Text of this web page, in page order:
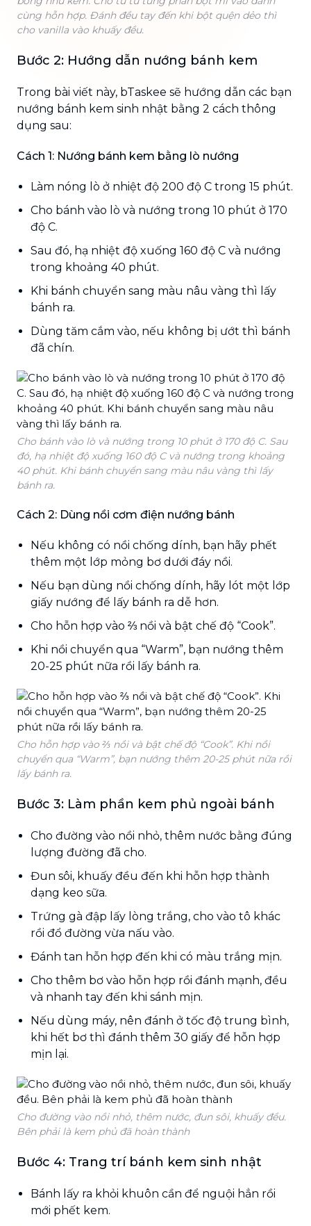
cùng hỗn hợp. Đánh đều tay đến khi bột quện dẻo thì
cho vanilla vào khuấy đều.
Bước 2: Hướng dẫn nướng bánh kem
Trong bài viết này, bTaskee sẽ hướng dẫn các bạn
nướng bánh kem sinh nhật bằng 2 cách thông
dụng sau:
Cách 1: Nướng bánh kem bằng lò nướng
Làm nóng lò ở nhiệt độ 200 độ C trong 15 phút.
Cho bánh vào lò và nướng trong 10 phút ở 170
độ C.
Sau đó, hạ nhiệt độ xuống 160 độ C và nướng
trong khoảng 40 phút.
Khi bánh chuyển sang màu nâu vàng thì lấy
bánh ra.
Dùng tăm cắm vào, nếu không bị ướt thì bánh
đã chín.
Cho bánh vào lò và nướng trong 10 phút ở 170 độ C. Sau
đó, hạ nhiệt độ xuống 160 độ C và nướng trong khoảng
40 phút. Khi bánh chuyển sang màu nâu vàng thì lấy
bánh ra.
Cách 2: Dùng nồi cơm điện nướng bánh
Nếu không có nồi chống dính, bạn hãy phết
thêm một lớp mỏng bơ dưới đáy nồi.
Nếu bạn dùng nồi chống dính, hãy lót một lớp
giấy nướng để lấy bánh ra dễ hơn.
Cho hỗn hợp vào ⅔ nồi và bật chế độ “Cook”.
Khi nồi chuyển qua “Warm”, bạn nướng thêm
20-25 phút nữa rồi lấy bánh ra.
Cho hỗn hợp vào ⅔ nồi và bật chế độ “Cook”. Khi nồi
chuyển qua “Warm”, bạn nướng thêm 20-25 phút nữa rồi
lấy bánh ra.
Bước 3: Làm phần kem phủ ngoài bánh
Cho đường vào nồi nhỏ, thêm nước bằng đúng
lượng đường đã cho.
Đun sôi, khuấy đều đến khi hỗn hợp thành
dạng keo sữa.
Trứng gà đập lấy lòng trắng, cho vào tô khác
rồi đổ đường vừa nấu vào.
Đánh tan hỗn hợp đến khi có màu trắng mịn.
Cho thêm bơ vào hỗn hợp rồi đánh mạnh, đều
và nhanh tay đến khi sánh mịn.
Nếu dùng máy, nên đánh ở tốc độ trung bình,
khi hết bơ thì đánh thêm 30 giấy để hỗn hợp
mịn lại.
Cho đường vào nồi nhỏ, thêm nước, đun sôi, khuấy đều.
Bên phải là kem phủ đã hoàn thành
Bước 4: Trang trí bánh kem sinh nhật
Bánh lấy ra khỏi khuôn cần để nguội hẳn rồi
mới phết kem.